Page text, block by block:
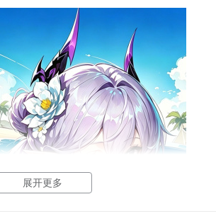
展开更多